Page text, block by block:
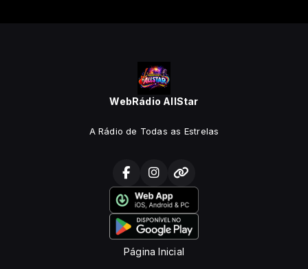
WebRádio AllStar
A Rádio de Todas as Estrelas
Página Inicial